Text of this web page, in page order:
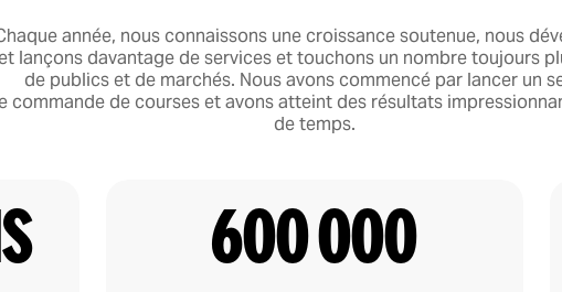
année, nous connaissons une croissance soutenue, nous
lançons davantage de services et touchons un nombre toujours
de publics et de marchés. Nous avons commencé par lancer un
commande de courses et avons atteint des résultats
de temps.
600 000